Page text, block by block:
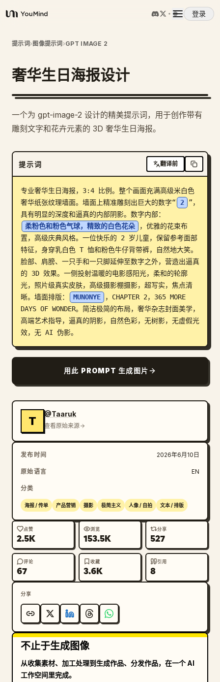
YouMind
登录
概览
使用案例
定价
下载
博客
更新
提示词› 图像提示词 ›GPT IMAGE 2
奢华生日海报设计
一个为 gpt-image-2 设计的精美提示词，用于创作带有
雕刻文字和花卉元素的 3D 奢华生日海报。
提示词 翻译前
专业奢华生日海报，3:4 比例。整个画面充满高级米白色
奢华纸张纹理墙面。墙面上精准雕刻出巨大的数字“
2
”，
具有明显的深度和逼真的内部阴影。数字内部：
柔粉色和粉色气球，精致的白色花朵
，优雅的花束布
置，高级庆典风格。一位快乐的 2 岁儿童，保留参考面部
特征，身穿乳白色 T 恤和粉色牛仔背带裤，自然地大笑。
脸部、肩膀、一只手和一只脚延伸至数字之外，营造出逼真
的 3D 效果。一侧投射温暖的电影感阳光，柔和的轮廓
光，照片级真实皮肤，高级摄影棚摄影，超写实，焦点清
晰。墙面排版：
MUNONYE
，CHAPTER 2，365 MORE
DAYS OF WONDER。简洁极简的布局，奢华杂志封面美学，
高端艺术指导，逼真的阴影，自然色彩，无树影，无虚假光
效，无 AI 伪影。
用此 PROMPT 生成图片
T
@Taaruk
查看原始来源
发布时间 2026年6月10日
原始语言 EN
分类
海报 / 传单 产品营销 摄影 极简主义 人像 / 自拍 文本 / 排版
点赞
2.5K
浏览
153.5K
分享
527
评论
67
收藏
3.6K
引用
8
分享
不止于生成图像
从收集素材、加工处理到生成作品、分发作品，在一个 AI
工作空间里完成。